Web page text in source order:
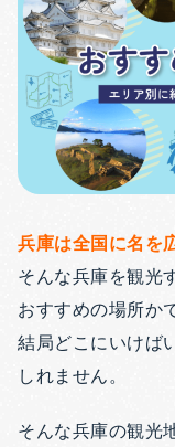
兵庫は全国に名を
そんな兵庫を観光
おすすめの場所か
結局どこにいけば
しれません。
そんな兵庫の観光